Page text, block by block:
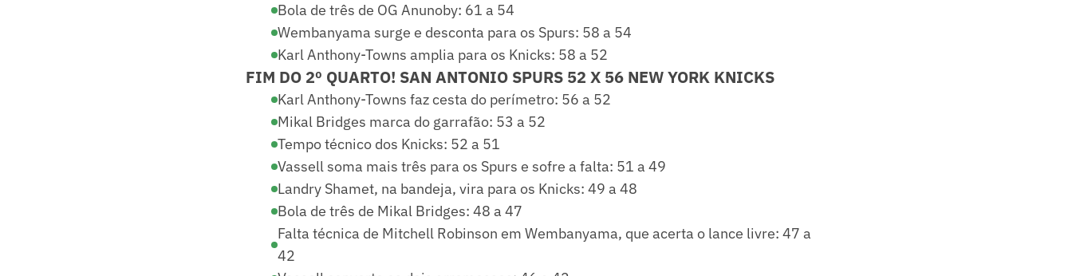
Bola de três de OG Anunoby: 61 a 54
Wembanyama surge e desconta para os Spurs: 58 a 54
Karl Anthony-Towns amplia para os Knicks: 58 a 52
FIM DO 2º QUARTO! SAN ANTONIO SPURS 52 X 56 NEW YORK KNICKS
Karl Anthony-Towns faz cesta do perímetro: 56 a 52
Mikal Bridges marca do garrafão: 53 a 52
Tempo técnico dos Knicks: 52 a 51
Vassell soma mais três para os Spurs e sofre a falta: 51 a 49
Landry Shamet, na bandeja, vira para os Knicks: 49 a 48
Bola de três de Mikal Bridges: 48 a 47
Falta técnica de Mitchell Robinson em Wembanyama, que acerta o lance livre: 47 a
42